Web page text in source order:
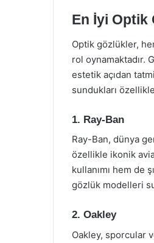
En İyi Optik
Optik gözlükler,
rol oynamaktadır.
estetik açıdan
sundukları
1. Ray-Ban
Ray-Ban, dünya
özellikle ikonik
kullanımı hem de
gözlük modelleri
2. Oakley
Oakley, sporcular